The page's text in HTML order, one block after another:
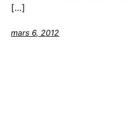
[…]
mars 6, 2012